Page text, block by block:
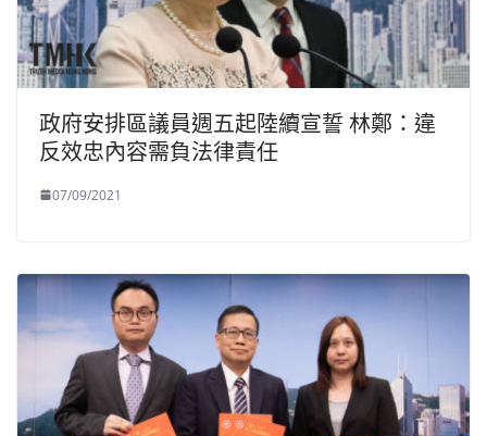
政府安排區議員週五起陸續宣誓 林鄭：違
反效忠內容需負法律責任
07/09/2021